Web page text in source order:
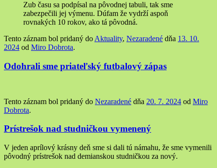
Zub času sa podpísal na pôvodnej tabuli, tak sme
zabezpečili jej výmenu. Dúfam že vydrží aspoň
rovnakých 10 rokov, ako tá pôvodná.
Tento záznam bol pridaný do Aktuality, Nezaradené dňa 13. 10.
2024 od Miro Dobrota.
Odohrali sme priateľský futbalový zápas
Tento záznam bol pridaný do Nezaradené dňa 20. 7. 2024 od Miro
Dobrota.
Prístrešok nad studničkou vymenený
V jeden aprílový krásny deň sme si dali tú námahu, že sme vymenili
pôvodný prístrešok nad demianskou studničkou za nový.